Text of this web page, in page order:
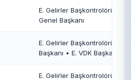
E. Gelirler Başkontrolörü •
Genel Başkanı
E. Gelirler Başkontrolörü •
Başkanı • E. VDK Başkan Yrd.
E. Gelirler Başkontrolörü •